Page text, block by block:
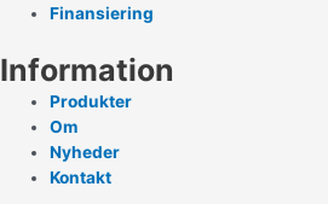
Finansiering
Information
Produkter
Om
Nyheder
Kontakt